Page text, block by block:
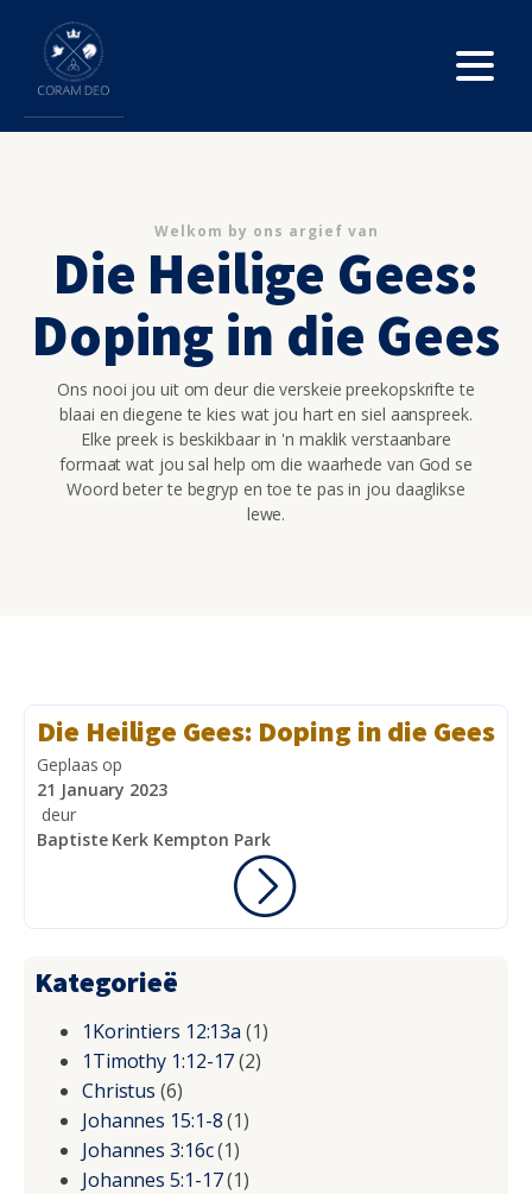
Welkom by ons argief van
Die Heilige Gees:
Doping in die Gees
Ons nooi jou uit om deur die verskeie preekopskrifte te
blaai en diegene te kies wat jou hart en siel aanspreek.
Elke preek is beskikbaar in 'n maklik verstaanbare
formaat wat jou sal help om die waarhede van God se
Woord beter te begryp en toe te pas in jou daaglikse
lewe.
Die Heilige Gees: Doping in die Gees
Geplaas op
21 January 2023
deur
Baptiste Kerk Kempton Park
Kategorieë
1Korintiers 12:13a (1)
1Timothy 1:12-17(2)
Christus (6)
Johannes 15:1-8(1)
Johannes 3:16c(1)
Johannes 5:1-17(1)